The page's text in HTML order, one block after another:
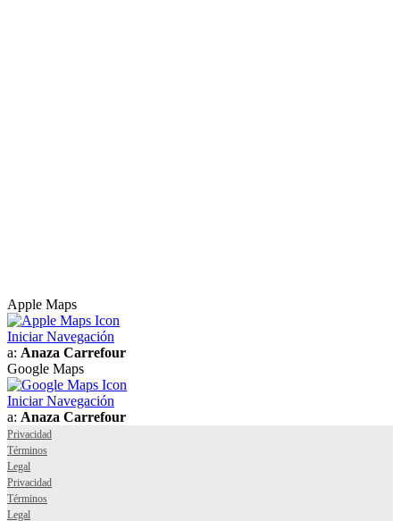
Apple Maps
Iniciar Navegación
a: Anaza Carrefour
Google Maps
Iniciar Navegación
a: Anaza Carrefour
Privacidad
Términos
Legal
Privacidad
Términos
Legal